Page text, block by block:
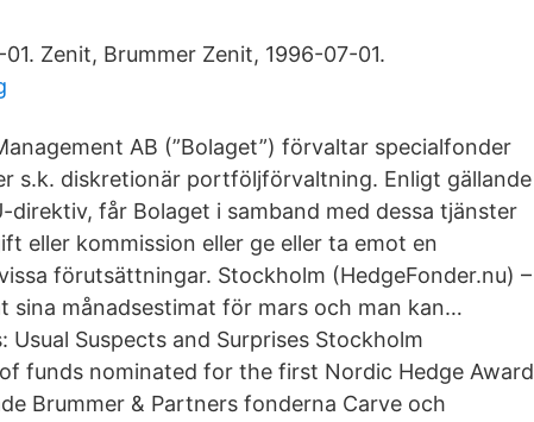
Zenit, Brummer Zenit, 1996-07-01.
AB (”Bolaget”) förvaltar specialfonder
s.k. diskretionär portföljförvaltning. Enligt gällande
direktiv, får Bolaget i samband med dessa tjänster
eller kommission eller ge eller ta emot en
förutsättningar. Stockholm (HedgeFonder.nu) –
sina månadsestimat för mars och man kan…
Suspects and Surprises Stockholm
funds nominated for the first Nordic Hedge Award
Brummer & Partners fonderna Carve och